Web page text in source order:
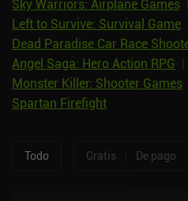
Sky Warriors: Airplane Games
Left to Survive: Survival Game
Dead Paradise Car Race
Angel Saga: Hero Action RPG
Monster Killer: Shooter Games
Spartan Firefight
Todo Gratis De pago